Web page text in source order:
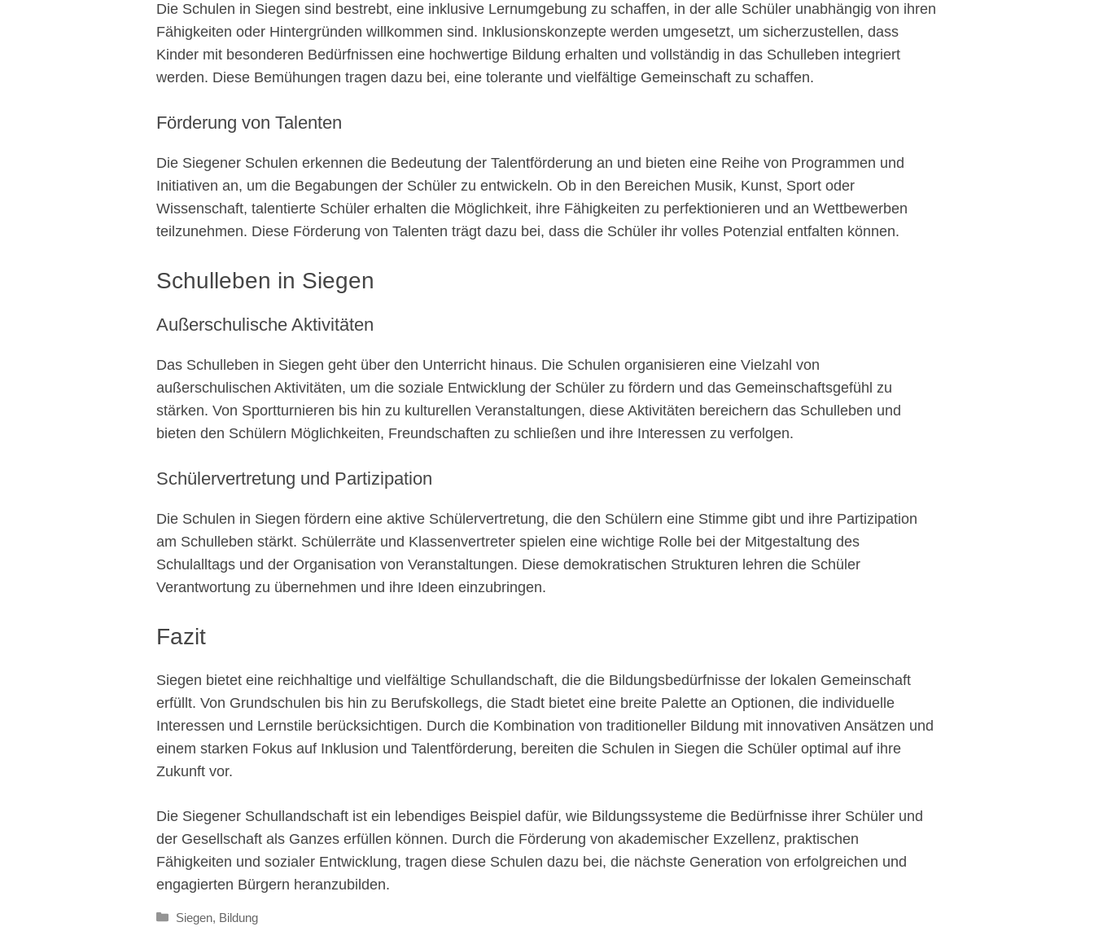
Die Schulen in Siegen sind bestrebt, eine inklusive Lernumgebung zu schaffen, in der alle Schüler unabhängig von ihren
Fähigkeiten oder Hintergründen willkommen sind. Inklusionskonzepte werden umgesetzt, um sicherzustellen, dass
Kinder mit besonderen Bedürfnissen eine hochwertige Bildung erhalten und vollständig in das Schulleben integriert
werden. Diese Bemühungen tragen dazu bei, eine tolerante und vielfältige Gemeinschaft zu schaffen.
Förderung von Talenten
Die Siegener Schulen erkennen die Bedeutung der Talentförderung an und bieten eine Reihe von Programmen und
Initiativen an, um die Begabungen der Schüler zu entwickeln. Ob in den Bereichen Musik, Kunst, Sport oder
Wissenschaft, talentierte Schüler erhalten die Möglichkeit, ihre Fähigkeiten zu perfektionieren und an Wettbewerben
teilzunehmen. Diese Förderung von Talenten trägt dazu bei, dass die Schüler ihr volles Potenzial entfalten können.
Schulleben in Siegen
Außerschulische Aktivitäten
Das Schulleben in Siegen geht über den Unterricht hinaus. Die Schulen organisieren eine Vielzahl von
außerschulischen Aktivitäten, um die soziale Entwicklung der Schüler zu fördern und das Gemeinschaftsgefühl zu
stärken. Von Sportturnieren bis hin zu kulturellen Veranstaltungen, diese Aktivitäten bereichern das Schulleben und
bieten den Schülern Möglichkeiten, Freundschaften zu schließen und ihre Interessen zu verfolgen.
Schülervertretung und Partizipation
Die Schulen in Siegen fördern eine aktive Schülervertretung, die den Schülern eine Stimme gibt und ihre Partizipation
am Schulleben stärkt. Schülerräte und Klassenvertreter spielen eine wichtige Rolle bei der Mitgestaltung des
Schulalltags und der Organisation von Veranstaltungen. Diese demokratischen Strukturen lehren die Schüler
Verantwortung zu übernehmen und ihre Ideen einzubringen.
Fazit
Siegen bietet eine reichhaltige und vielfältige Schullandschaft, die die Bildungsbedürfnisse der lokalen Gemeinschaft
erfüllt. Von Grundschulen bis hin zu Berufskollegs, die Stadt bietet eine breite Palette an Optionen, die individuelle
Interessen und Lernstile berücksichtigen. Durch die Kombination von traditioneller Bildung mit innovativen Ansätzen und
einem starken Fokus auf Inklusion und Talentförderung, bereiten die Schulen in Siegen die Schüler optimal auf ihre
Zukunft vor.
Die Siegener Schullandschaft ist ein lebendiges Beispiel dafür, wie Bildungssysteme die Bedürfnisse ihrer Schüler und
der Gesellschaft als Ganzes erfüllen können. Durch die Förderung von akademischer Exzellenz, praktischen
Fähigkeiten und sozialer Entwicklung, tragen diese Schulen dazu bei, die nächste Generation von erfolgreichen und
engagierten Bürgern heranzubilden.
Kategorien
Siegen, Bildung